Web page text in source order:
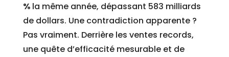
%la même année, dépassant 583 milliards
de dollars. Une contradiction apparente ?
Pas vraiment. Derrière les ventes records,
une quête d’efficacité mesurable et de